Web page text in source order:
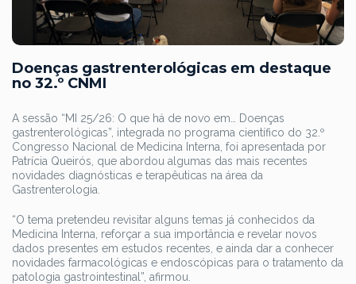
Doenças gastrenterológicas em destaque
no 32.º CNMI
A sessão “MI 25/26: O que há de novo em… Doenças
gastrenterológicas”, integrada no programa científico do 32.º
Congresso Nacional de Medicina Interna, foi apresentada por
Patrícia Queirós, que abordou algumas das mais recentes
novidades diagnósticas e terapêuticas na área da
Gastrenterologia.
“O tema pretendeu revisitar alguns temas já conhecidos da
Medicina Interna, reforçar a sua importância e revelar novos
dados presentes em estudos recentes, e ainda dar a conhecer
novidades farmacológicas e endoscópicas para o tratamento da
patologia gastrointestinal”, afirmou.